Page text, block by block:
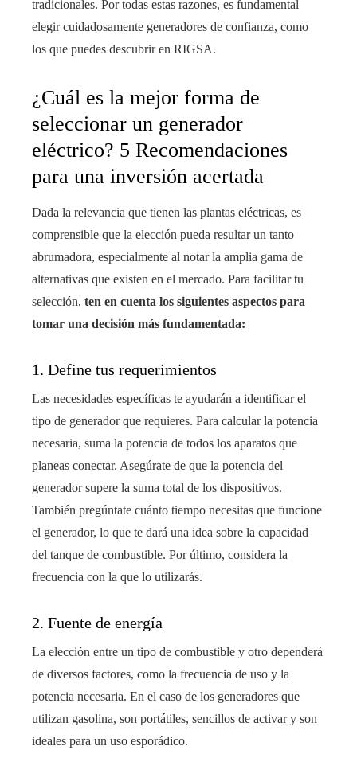
tradicionales. Por todas estas razones, es fundamental
elegir cuidadosamente generadores de confianza, como
los que puedes descubrir en RIGSA.
¿Cuál es la mejor forma de
seleccionar un generador
eléctrico? 5 Recomendaciones
para una inversión acertada
Dada la relevancia que tienen las plantas eléctricas, es
comprensible que la elección pueda resultar un tanto
abrumadora, especialmente al notar la amplia gama de
alternativas que existen en el mercado. Para facilitar tu
selección, ten en cuenta los siguientes aspectos para
tomar una decisión más fundamentada:
1. Define tus requerimientos
Las necesidades específicas te ayudarán a identificar el
tipo de generador que requieres. Para calcular la potencia
necesaria, suma la potencia de todos los aparatos que
planeas conectar. Asegúrate de que la potencia del
generador supere la suma total de los dispositivos.
También pregúntate cuánto tiempo necesitas que funcione
el generador, lo que te dará una idea sobre la capacidad
del tanque de combustible. Por último, considera la
frecuencia con la que lo utilizarás.
2. Fuente de energía
La elección entre un tipo de combustible y otro dependerá
de diversos factores, como la frecuencia de uso y la
potencia necesaria. En el caso de los generadores que
utilizan gasolina, son portátiles, sencillos de activar y son
ideales para un uso esporádico.